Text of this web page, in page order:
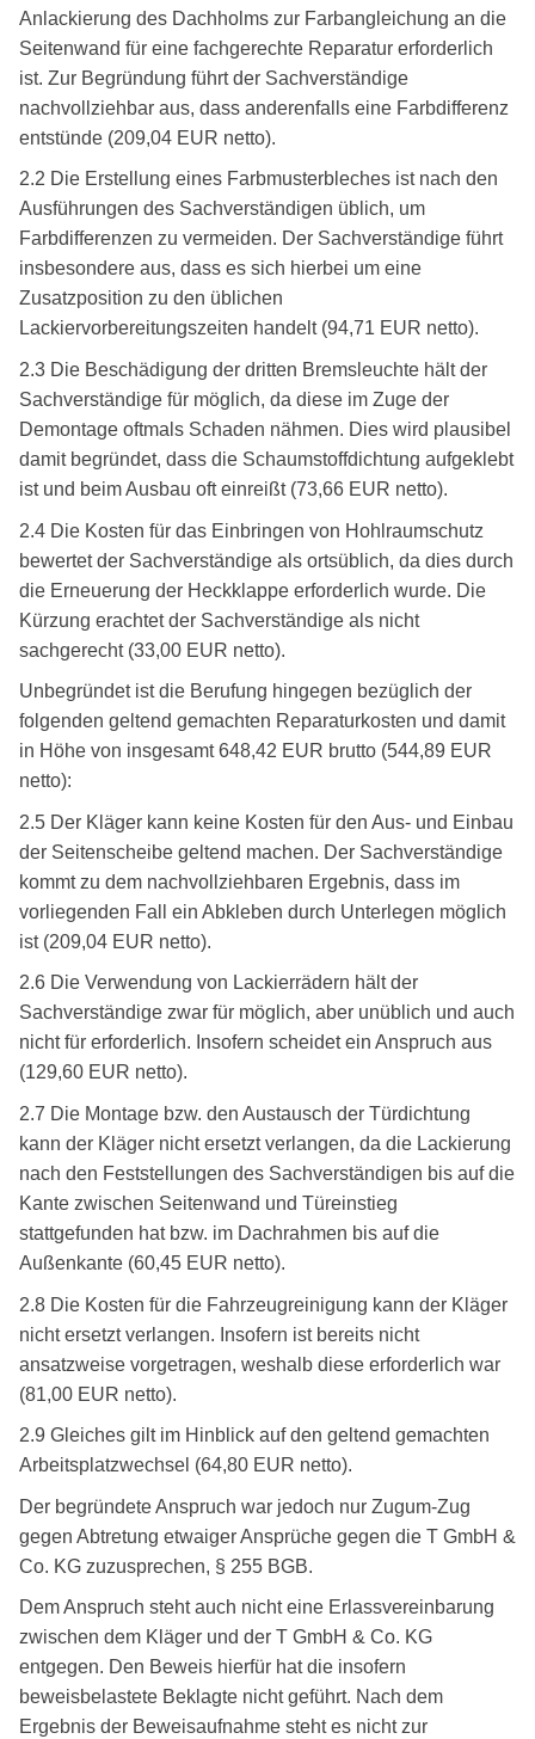
Anlackierung des Dachholms zur Farbangleichung an die
Seitenwand für eine fachgerechte Reparatur erforderlich
ist. Zur Begründung führt der Sachverständige
nachvollziehbar aus, dass anderenfalls eine Farbdifferenz
entstünde (209,04 EUR netto).
2.2 Die Erstellung eines Farbmusterbleches ist nach den
Ausführungen des Sachverständigen üblich, um
Farbdifferenzen zu vermeiden. Der Sachverständige führt
insbesondere aus, dass es sich hierbei um eine
Zusatzposition zu den üblichen
Lackiervorbereitungszeiten handelt (94,71 EUR netto).
2.3 Die Beschädigung der dritten Bremsleuchte hält der
Sachverständige für möglich, da diese im Zuge der
Demontage oftmals Schaden nähmen. Dies wird plausibel
damit begründet, dass die Schaumstoffdichtung aufgeklebt
ist und beim Ausbau oft einreißt (73,66 EUR netto).
2.4 Die Kosten für das Einbringen von Hohlraumschutz
bewertet der Sachverständige als ortsüblich, da dies durch
die Erneuerung der Heckklappe erforderlich wurde. Die
Kürzung erachtet der Sachverständige als nicht
sachgerecht (33,00 EUR netto).
Unbegründet ist die Berufung hingegen bezüglich der
folgenden geltend gemachten Reparaturkosten und damit
in Höhe von insgesamt 648,42 EUR brutto (544,89 EUR
netto):
2.5 Der Kläger kann keine Kosten für den Aus- und Einbau
der Seitenscheibe geltend machen. Der Sachverständige
kommt zu dem nachvollziehbaren Ergebnis, dass im
vorliegenden Fall ein Abkleben durch Unterlegen möglich
ist (209,04 EUR netto).
2.6 Die Verwendung von Lackierrädern hält der
Sachverständige zwar für möglich, aber unüblich und auch
nicht für erforderlich. Insofern scheidet ein Anspruch aus
(129,60 EUR netto).
2.7 Die Montage bzw. den Austausch der Türdichtung
kann der Kläger nicht ersetzt verlangen, da die Lackierung
nach den Feststellungen des Sachverständigen bis auf die
Kante zwischen Seitenwand und Türeinstieg
stattgefunden hat bzw. im Dachrahmen bis auf die
Außenkante (60,45 EUR netto).
2.8 Die Kosten für die Fahrzeugreinigung kann der Kläger
nicht ersetzt verlangen. Insofern ist bereits nicht
ansatzweise vorgetragen, weshalb diese erforderlich war
(81,00 EUR netto).
2.9 Gleiches gilt im Hinblick auf den geltend gemachten
Arbeitsplatzwechsel (64,80 EUR netto).
Der begründete Anspruch war jedoch nur Zugum-Zug
gegen Abtretung etwaiger Ansprüche gegen die T GmbH &
Co. KG zuzusprechen, § 255 BGB.
Dem Anspruch steht auch nicht eine Erlassvereinbarung
zwischen dem Kläger und der T GmbH & Co. KG
entgegen. Den Beweis hierfür hat die insofern
beweisbelastete Beklagte nicht geführt. Nach dem
Ergebnis der Beweisaufnahme steht es nicht zur